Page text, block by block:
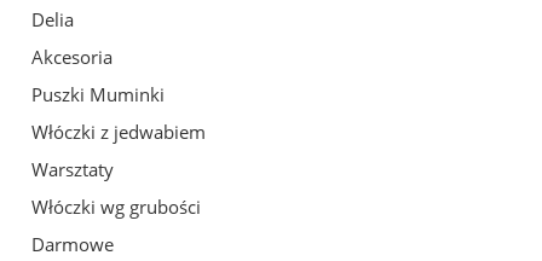
Delia
Akcesoria
Puszki Muminki
Włóczki z jedwabiem
Warsztaty
Włóczki wg grubości
Darmowe